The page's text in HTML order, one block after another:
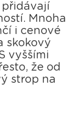
přidávají
Mnoha
i cenové
skokový
vyššími
že od
strop na